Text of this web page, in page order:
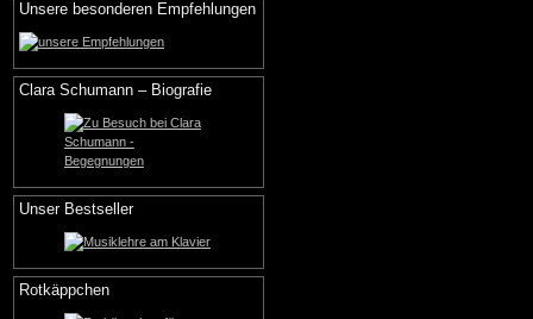
Unsere besonderen Empfehlungen
Clara Schumann – Biografie
Unser Bestseller
Rotkäppchen